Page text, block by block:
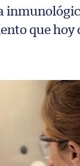
que hoy